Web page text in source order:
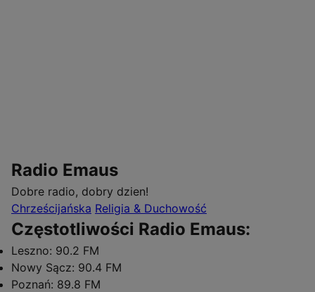
Radio Emaus
Dobre radio, dobry dzien!
Chrześcijańska Religia & Duchowość
Częstotliwości Radio Emaus:
Leszno: 90.2 FM
Nowy Sącz: 90.4 FM
Poznań: 89.8 FM